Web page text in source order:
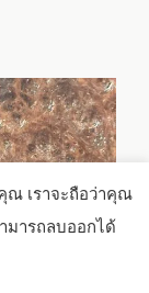
ณ เราจะถือว่าคุณ
ารถลบออกได้